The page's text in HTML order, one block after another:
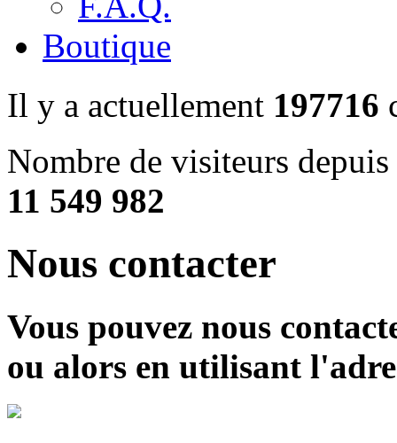
Boutique
Il y a actuellement 197716
Nombre de visiteurs
11 549 982
Nous contacter
Vous pouvez nous
ou alors en utilisant